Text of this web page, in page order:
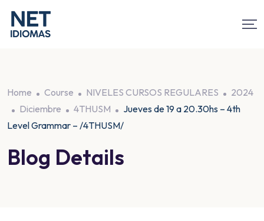
Home Course NIVELES CURSOS REGULARES
2024
Diciembre
4THUSM
Jueves de 19 a 20.30hs – 4th
Level Grammar – /4THUSM/
Blog Details